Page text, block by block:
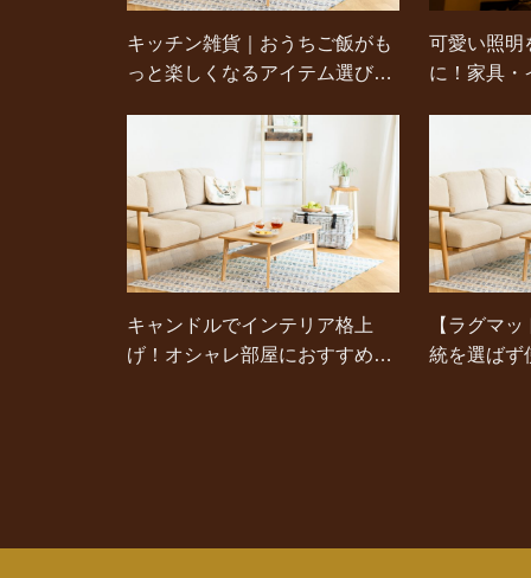
キッチン雑貨｜おうちご飯がも
っと楽しくなるアイテム選びの
可愛い照明
に！家具・
キャンドルでインテリア格上
げ！オシャレ部屋におすすめの
【ラグマ
統を選ばず